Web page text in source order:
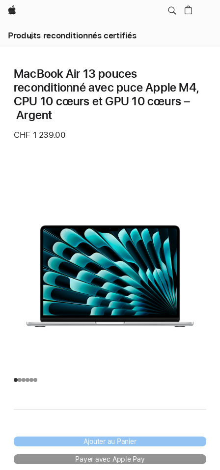
Apple
Produits reconditionnés certifiés
MacBook Air 13 pouces
reconditionné avec puce Apple M4,
CPU 10 cœurs et GPU 10 cœurs –
Argent
CHF 1 239.00
Ajouter au Panier
Payer avec Apple Pay